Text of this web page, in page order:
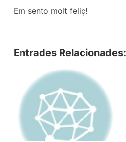
Em sento molt feliç!
Entrades Relacionades: